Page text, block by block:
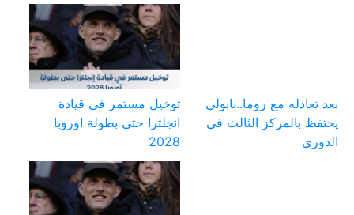
بعد تعادله مع روما..نابولي
يحتفظ بالمركز الثالث في
الدوري
توخيل مستمر في قيادة
انجلترا حتى بطولة اوروبا
2028